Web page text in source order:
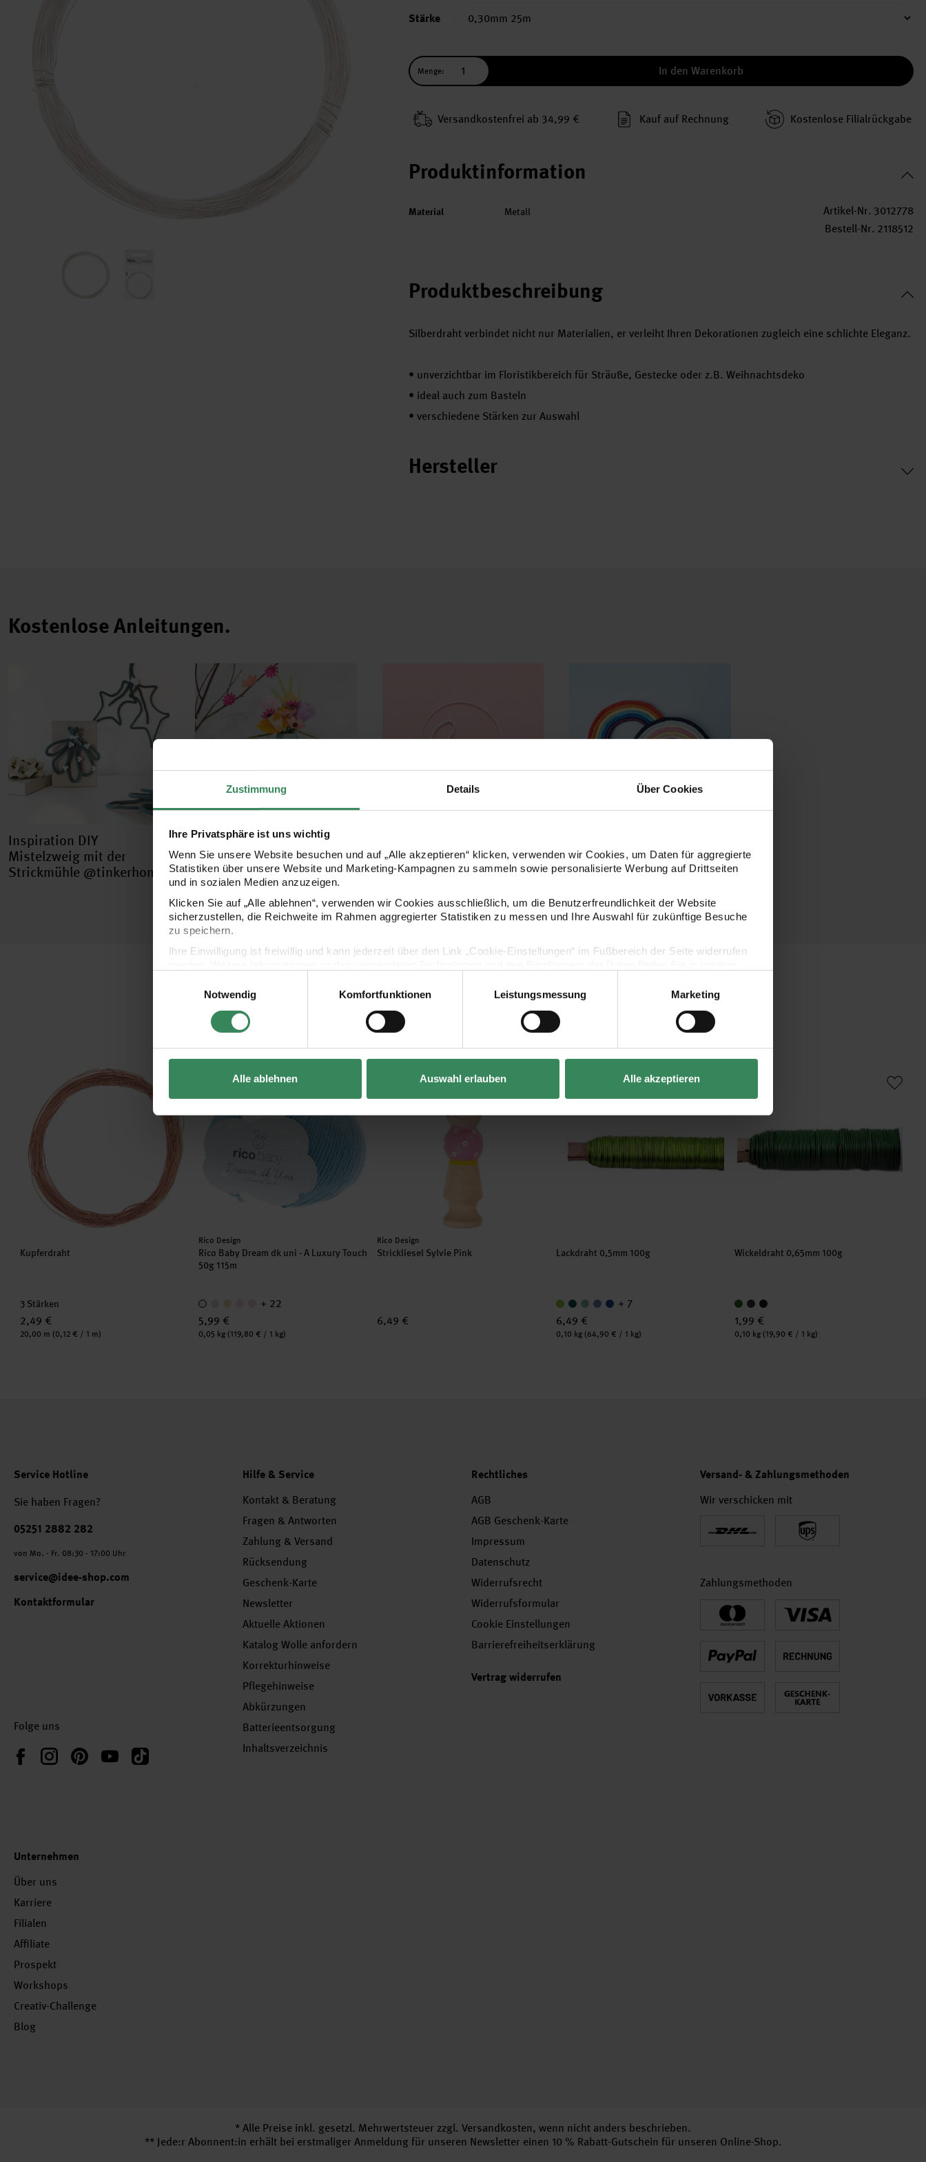
Zustimmung Details Über Cookies
Ihre Privatsphäre ist uns wichtig
Wenn Sie unsere Website besuchen und auf „Alle akzeptieren“ klicken, verwenden wir Cookies, um Daten für aggregierte
Statistiken über unsere Website und Marketing-Kampagnen zu sammeln sowie personalisierte Werbung auf Drittseiten
und in sozialen Medien anzuzeigen.
Klicken Sie auf „Alle ablehnen“, verwenden wir Cookies ausschließlich, um die Benutzerfreundlichkeit der Website
sicherzustellen, die Reichweite im Rahmen aggregierter Statistiken zu messen und Ihre Auswahl für zukünftige Besuche
zu speichern.
Ihre Einwilligung ist freiwillig und kann jederzeit über den Link „Cookie-Einstellungen“ im Fußbereich der Seite widerrufen
Impressum
Datenschutz Vertrag widerrufen
Notwendig
Komfortfunktionen Leistungsmessung Marketing
Alle ablehnen Auswahl erlauben Alle akzeptieren
Stärke
Menge: In den Warenkorb
Versand­kosten­frei ab 34,99 € Kauf auf Rechnung Kosten­lose Filial­rückgabe
Produktinformation
Material Metall Artikel-Nr. 3012778
Bestell-Nr. 2118512
Produktbeschreibung
Silberdraht verbindet nicht nur Materialien, er verleiht Ihren Dekorationen zugleich eine schlichte Eleganz.
• unverzichtbar im Floristikbereich für Sträuße, Gestecke oder z.B. Weihnachtsdeko
• ideal auch zum Basteln
• verschiedene Stärken zur Auswahl
Hersteller
Kostenlose Anleitungen.
Inspiration DIY
Mistelzweig mit der
Strickmühle @tinkerhome
Bastelanleitung
Blumenbouquet plotten
mit dem Cricut Maker
mit Strickschläuchen
Regenbogen
Kaufempfehlung
Kupferdraht
3 Stärken
2,49 €
Inhalt:
20,00 m (0,12 € / 1 m)
Hersteller:
Rico Design
Rico Baby Dream dk uni - A Luxury Touch
50g 115m
+ 22
5,99 €
Inhalt:
0,05 kg (119,80 € / 1 kg)
Hersteller:
Rico Design
Strickliesel Sylvie Pink
6,49 €
Lackdraht 0,5mm 100g
+ 7
6,49 €
Inhalt:
0,10 kg (64,90 € / 1 kg)
Wickeldraht 0,65mm 100g
1,99 €
Inhalt:
0,10 kg (19,90 € / 1 kg)
Service Hotline
Sie haben Fragen?
Telefonnummer
05251 2882 282
von Mo. - Fr. 08:30 - 17:00 Uhr
service@idee-shop.com
Kontaktformular
Folge uns
FacebookInstagramPinterestYouTubeTikTok
Hilfe & Service
Kontakt & Beratung
Fragen & Antworten
Zahlung & Versand
Rücksendung
Geschenk-Karte
Newsletter
Aktuelle Aktionen
Katalog Wolle anfordern
Korrekturhinweise
Pflegehinweise
Abkürzungen
Batterieentsorgung
Inhaltsverzeichnis
Rechtliches
AGB
AGB Geschenk-Karte
Impressum
Datenschutz
Widerrufsrecht
Widerrufsformular
Cookie Einstellungen
Barrierefreiheitserklärung
Vertrag widerrufen
Versand- & Zahlungsmethoden
Wir verschicken mit
Zahlungsmethoden
Unternehmen
Über uns
Karriere
Filialen
Affiliate
Prospekt
Workshops
Creativ-Challenge
Blog
* Alle Preise inkl. gesetzl. Mehrwertsteuer zzgl. Versandkosten, wenn nicht anders beschrieben.
** Jede:r Abonnent:in erhält bei erstmaliger Anmeldung für unseren Newsletter einen 10 % Rabatt-Gutschein für unseren Online-Shop.